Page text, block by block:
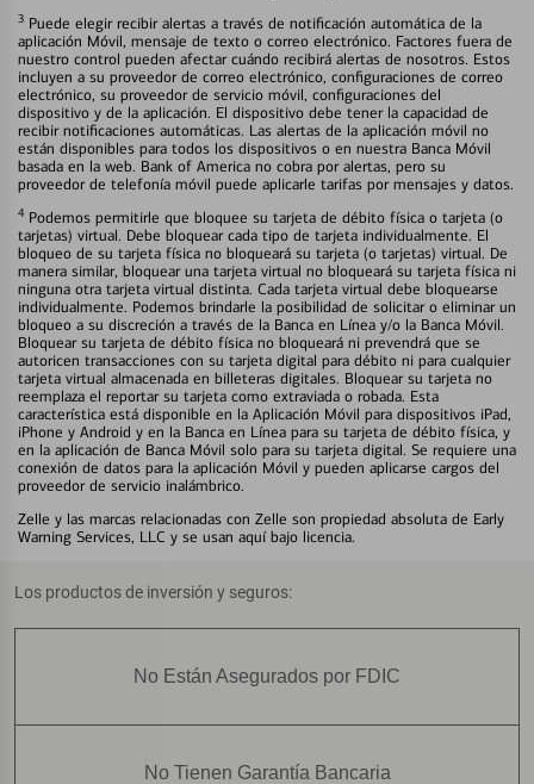
3 Puede elegir recibir alertas a través de notificación automática de la
aplicación Móvil, mensaje de texto o correo electrónico. Factores fuera de
nuestro control pueden afectar cuándo recibirá alertas de nosotros. Estos
incluyen a su proveedor de correo electrónico, configuraciones de correo
electrónico, su proveedor de servicio móvil, configuraciones del
dispositivo y de la aplicación. El dispositivo debe tener la capacidad de
recibir notificaciones automáticas. Las alertas de la aplicación móvil no
están disponibles para todos los dispositivos o en nuestra Banca Móvil
basada en la web. Bank of America no cobra por alertas, pero su
proveedor de telefonía móvil puede aplicarle tarifas por mensajes y datos.
4 Podemos permitirle que bloquee su tarjeta de débito física o tarjeta (o
tarjetas) virtual. Debe bloquear cada tipo de tarjeta individualmente. El
bloqueo de su tarjeta física no bloqueará su tarjeta (o tarjetas) virtual. De
manera similar, bloquear una tarjeta virtual no bloqueará su tarjeta física ni
ninguna otra tarjeta virtual distinta. Cada tarjeta virtual debe bloquearse
individualmente. Podemos brindarle la posibilidad de solicitar o eliminar un
bloqueo a su discreción a través de la Banca en Línea y/o la Banca Móvil.
Bloquear su tarjeta de débito física no bloqueará ni prevendrá que se
autoricen transacciones con su tarjeta digital para débito ni para cualquier
tarjeta virtual almacenada en billeteras digitales. Bloquear su tarjeta no
reemplaza el reportar su tarjeta como extraviada o robada. Esta
característica está disponible en la Aplicación Móvil para dispositivos iPad,
iPhone y Android y en la Banca en Línea para su tarjeta de débito física, y
en la aplicación de Banca Móvil solo para su tarjeta digital. Se requiere una
conexión de datos para la aplicación Móvil y pueden aplicarse cargos del
proveedor de servicio inalámbrico.
Zelle y las marcas relacionadas con Zelle son propiedad absoluta de Early
Warning Services, LLC y se usan aquí bajo licencia.
Los productos de inversión y seguros:
No Están Asegurados por FDIC
No Tienen Garantía Bancaria